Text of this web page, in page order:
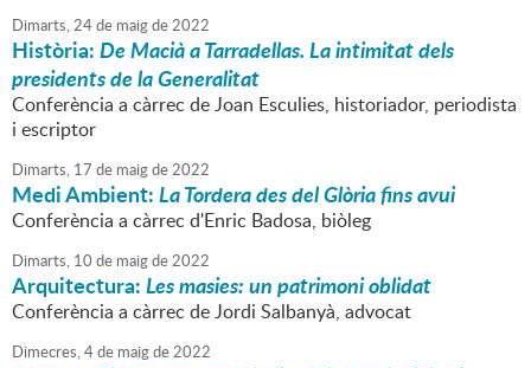
Dimarts,24de maigde2022
Història:De Macià a Tarradellas. La intimitat dels
presidents de la Generalitat
Conferència a càrrec de Joan Esculies, historiador, periodista
i escriptor
Dimarts, 17 de maigde2022
Medi Ambient:La Tordera des del Glòria fins avui
Conferència a càrrec d'Enric Badosa, biòleg
Dimarts, 10 de maigde2022
Arquitectura:Les masies: un patrimoni oblidat
Conferència a càrrec de Jordi Salbanyà, advocat
Dimecres,4de maigde2022